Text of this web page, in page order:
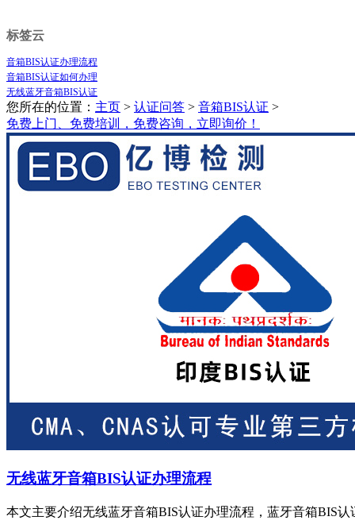
标签云
音箱BIS认证办理流程
音箱BIS认证如何办理
无线蓝牙音箱BIS认证
您所在的位置： 主页 > 认证问答 > 音箱BIS认证 >
免费上门、免费培训，免费咨询，立即询价！
无线蓝牙音箱BIS认证办理流程
本文主要介绍无线蓝牙音箱BIS认证办理流程，蓝牙音箱BIS认